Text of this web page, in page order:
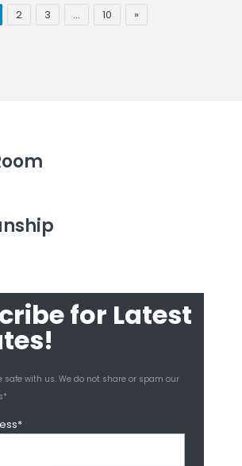
for Latest
safe with us. We do not share or spam our
2 3 … 10 »